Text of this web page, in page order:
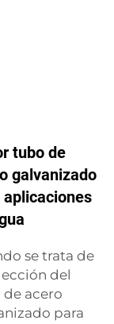
tubo de
galvanizado
aplicaciones
se trata de
del
acero
para